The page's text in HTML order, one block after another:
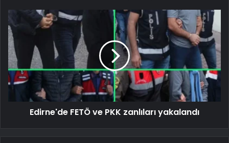
Edirne'de FETÖ ve PKK zanlıları yakalandı